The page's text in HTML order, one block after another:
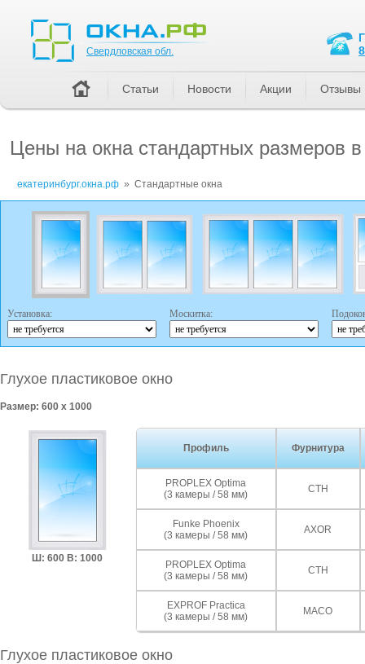
Цены на окна стандартных размеров в
екатеринбург.окна.рф » Стандартные окна
Установка: Москитка:
Глухое пластиковое окно
Размер: 600 x 1000
Ш: 600 В: 1000
Профиль Фурнитура
PROPLEX Optima
(3 камеры / 58 мм)
СТН
Funke Phoenix
(3 камеры / 58 мм)
AXOR
PROPLEX Optima
(3 камеры / 58 мм)
СТН
EXPROF Practica
(3 камеры / 58 мм)
MACO
Глухое пластиковое окно
Свердловская обл.
Статьи Новости Акции Отзывы